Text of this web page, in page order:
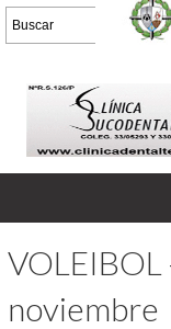
noviembre